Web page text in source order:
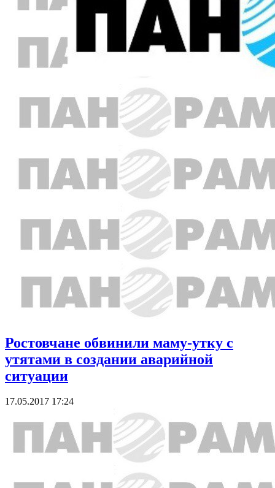
Ростовчане обвинили маму-утку с
утятами в создании аварийной
ситуации
17.05.2017 17:24